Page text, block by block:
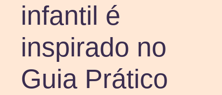
infantil é
inspirado no
Guia Prático